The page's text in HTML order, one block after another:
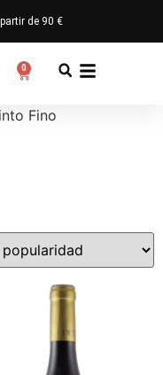
de 90 €
0
Fino